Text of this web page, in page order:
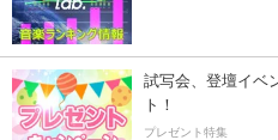
試写会、登壇イベ
ト！
プレゼント特集